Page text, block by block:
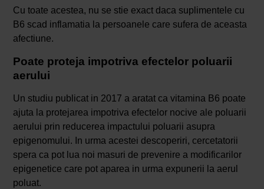
Cu toate acestea, nu se stie exact daca suplimentele cu
B6 scad inflamatia la persoanele care sufera de aceasta
afectiune.
Poate proteja impotriva efectelor poluarii
aerului
Un studiu publicat in 2017 a aratat ca vitamina B6 poate
ajuta la protejarea impotriva efectelor nocive ale poluarii
aerului prin reducerea impactului poluarii asupra
epigenomului. In urma acestei descoperiri, cercetatorii
spera ca pot lua noi masuri de prevenire a modificarilor
epigenetice care pot aparea in urma expunerii la aerul
poluat.